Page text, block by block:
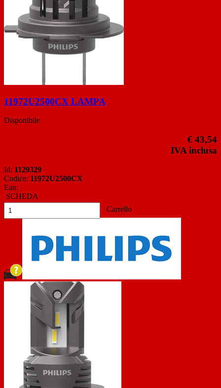
11972U2500CX LAMPA
Disponibile
€ 43,54
IVA inclusa
Id: 1129329
Codice: 11972U2500CX
Ean:
SCHEDA
Carrello